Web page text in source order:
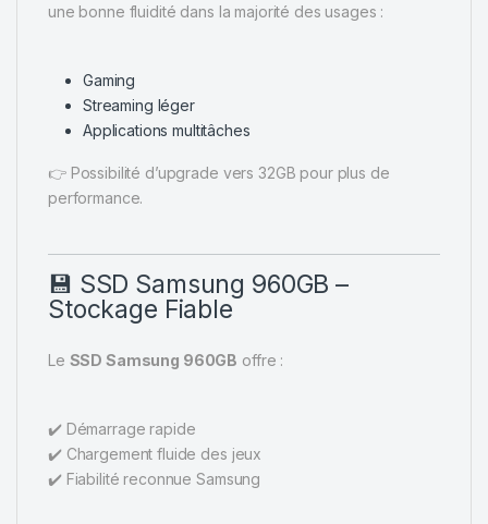
une bonne fluidité dans la majorité des usages :
Gaming
Streaming léger
Applications multitâches
👉 Possibilité d’upgrade vers 32GB pour plus de
performance.
💾 SSD Samsung 960GB –
Stockage Fiable
Le SSD Samsung 960GB offre :
✔️ Démarrage rapide
✔️ Chargement fluide des jeux
✔️ Fiabilité reconnue Samsung